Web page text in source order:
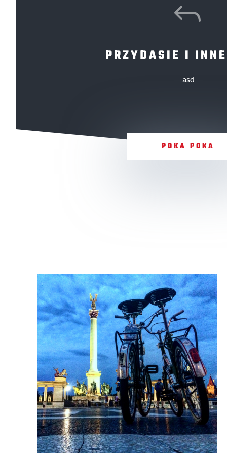
J
PRZYDASIE I
asd
POKA POKA